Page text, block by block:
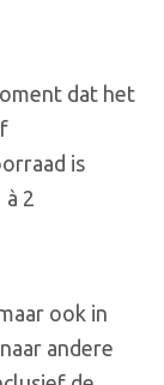
dat het
is
2
ook in
andere